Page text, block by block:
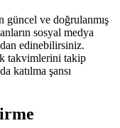
güncel ve doğrulanmış
sosyal medya
edinebilirsiniz.
takvimlerini takip
katılma şansı